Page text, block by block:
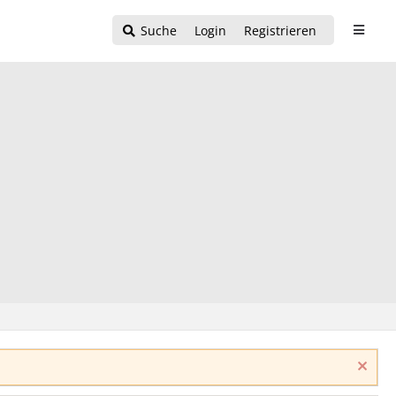
Login Registrieren
Suche